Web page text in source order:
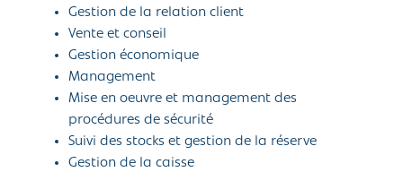
Gestion de la relation client
Vente et conseil
Gestion économique
Management
Mise en oeuvre et management des
procédures de sécurité
Suivi des stocks et gestion de la réserve
Gestion de la caisse